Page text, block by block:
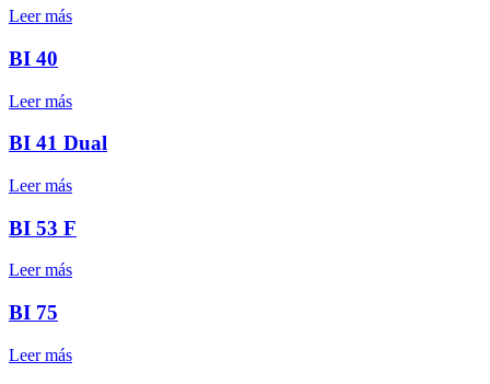
Leer más
BI 40
Leer más
BI 41 Dual
Leer más
BI 53 F
Leer más
BI 75
Leer más